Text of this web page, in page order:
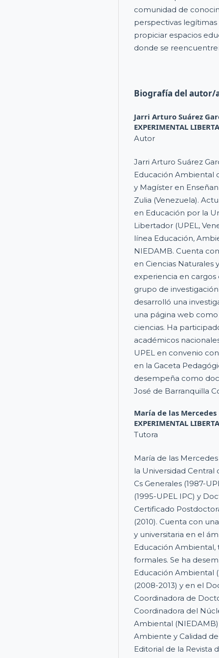
comunidad de
perspectivas
propiciar espacios
donde se
Biografía del autor/
Jarri Arturo Suárez
EXPERIMENTAL
Autor
Jarri Arturo Suárez
Educación Ambiental
y Magíster en
Zulia (Venezuela).
en Educación por la
Libertador (UPEL,
línea Educación,
NIEDAMB. Cuenta
en Ciencias Naturales
experiencia en cargos
grupo de
desarrolló una
una página web
ciencias. Ha
académicos
UPEL en convenio
en la Gaceta
desempeña como
José de Barranquilla
María de las Mercedes
EXPERIMENTAL
Tutora
María de las
la Universidad Central
Cs Generales (1987-
(1995-UPEL IPC) y
Certificado
(2010). Cuenta con
y universitaria en el
Educación
formales. Se ha
Educación Ambiental
(2008-2013) y en el
Coordinadora de
Coordinadora del
Ambiental
Ambiente y Calidad
Editorial de la Revista